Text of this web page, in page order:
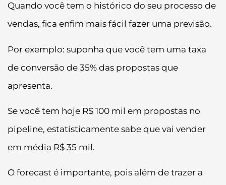
Quando você tem o histórico do seu processo de
vendas, fica enfim mais fácil fazer uma previsão.
Por exemplo: suponha que você tem uma taxa
de conversão de 35% das propostas que
apresenta.
Se você tem hoje R$ 100 mil em propostas no
pipeline, estatisticamente sabe que vai vender
em média R$ 35 mil.
O forecast é importante, pois além de trazer a